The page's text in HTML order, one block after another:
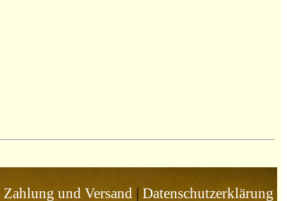
Zahlung und Versand| Datenschutzerklärung